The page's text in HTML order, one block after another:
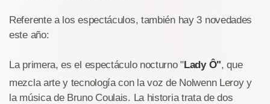
Referente a los espectáculos, también hay 3 novedades
este año:
La primera, es el espectáculo nocturno "Lady Ô", que
mezcla arte y tecnología con la voz de Nolwenn Leroy y
la música de Bruno Coulais. La historia trata de dos